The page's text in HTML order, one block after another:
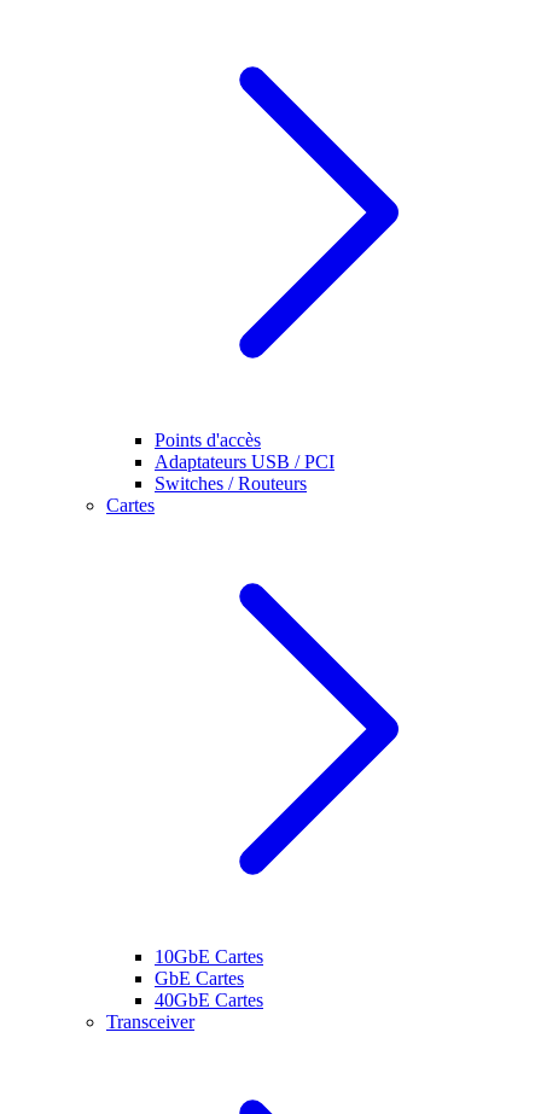
Points d'accès
Adaptateurs USB / PCI
Switches / Routeurs
Cartes
10GbE Cartes
GbE Cartes
40GbE Cartes
Transceiver